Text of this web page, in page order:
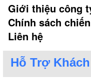
Giới thiệu công
Chính sách
Liên hệ
Hỗ Trợ